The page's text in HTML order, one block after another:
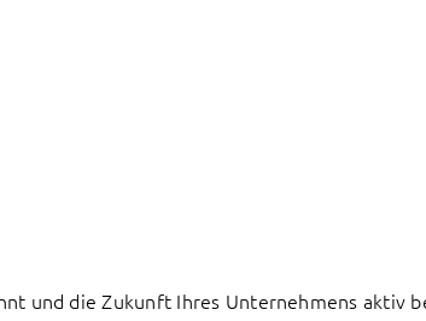
und die Zukunft Ihres Unternehmens aktiv